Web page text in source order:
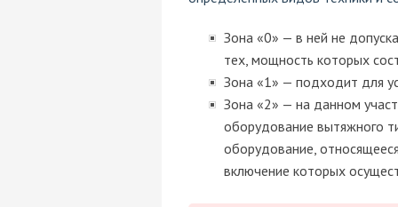
Зона «0» — в ней не
тех, мощность которых
Зона «1» — подходит для
Зона «2» — на данном
оборудование вытяжного
оборудование,
включение которых